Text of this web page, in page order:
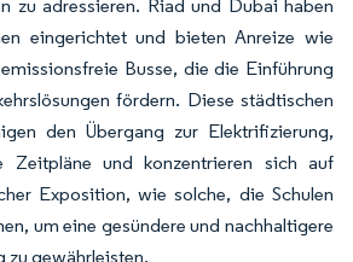
zu adressieren. Riad und Dubai haben
eingerichtet und bieten Anreize wie
Busse, die die Einführung
fördern. Diese städtischen
den Übergang zur Elektrifizierung,
Zeitpläne und konzentrieren sich auf
Exposition, wie solche, die Schulen
um eine gesündere und nachhaltigere
zu gewährleisten.